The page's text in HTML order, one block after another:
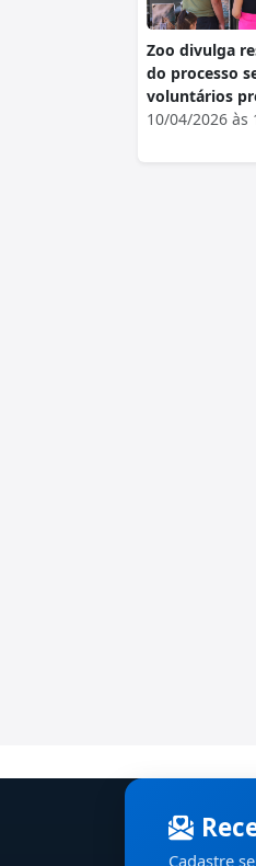
Zoo divulga
do processo
voluntários
10/04/2026 às
Cadastre